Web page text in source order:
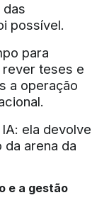
possível.
para
teses e
a operação
ela devolve
arena da
e a gestão